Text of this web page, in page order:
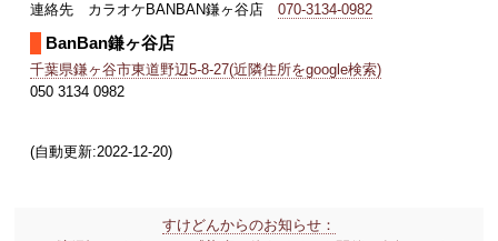
連絡先 カラオケBANBAN鎌ヶ谷店 070-3134-0982
BanBan鎌ヶ谷店
千葉県鎌ヶ谷市東道野辺5-8-27(近隣住所をgoogle検索)
050 3134 0982
(自動更新:2022-12-20)
すけどんからのお知らせ：